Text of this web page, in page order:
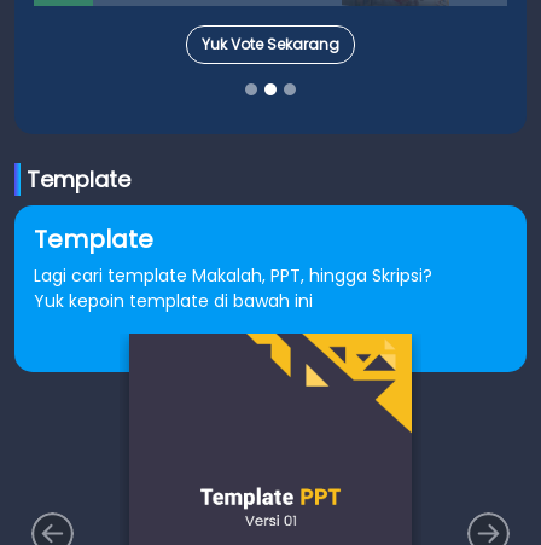
Yuk Vote Sekarang
Template
Template
Lagi cari template Makalah, PPT, hingga Skripsi?
Yuk kepoin template di bawah ini